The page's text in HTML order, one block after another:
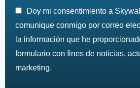
Doy mi consentimiento a
comunique conmigo por correo
la información que he
formulario con fines de noticias,
marketing.